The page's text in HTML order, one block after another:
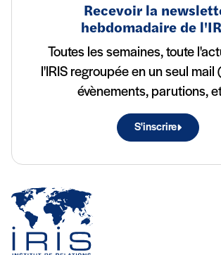
Recevoir la
hebdomadaire de
Toutes les semaines, toute
l'IRIS regroupée en un seul mail
évènements, parutions,
S'inscrire